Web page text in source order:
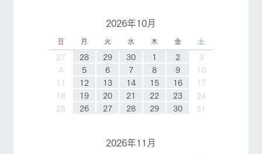
2026年10月
日 月 火 水 木 金 土
27 28 29 30 1 2
3
4
5 6 7 8 9
10
11
12 13 14 15 16
17
18
19 20 21 22 23
24
25
26 27 28 29 30 31
2026年11月